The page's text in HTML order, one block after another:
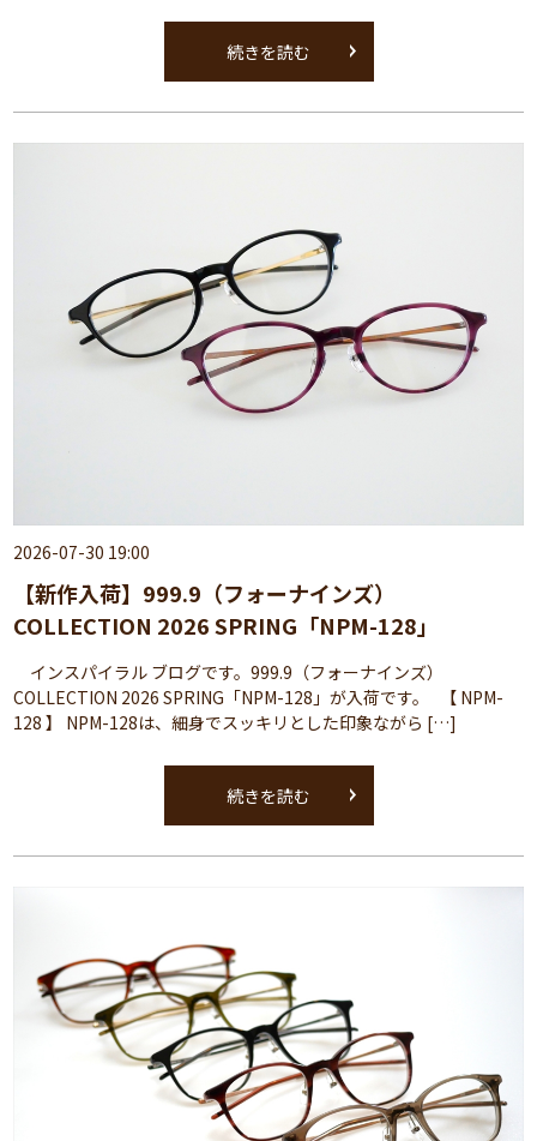
続きを読む
2026-07-30 19:00
【新作入荷】999.9（フォーナインズ）
COLLECTION 2026 SPRING「NPM-128」
インスパイラル ブログです。999.9（フォーナインズ）
COLLECTION 2026 SPRING「NPM-128」が入荷です。 【 NPM-
128 】 NPM-128は、細身でスッキリとした印象ながら […]
続きを読む